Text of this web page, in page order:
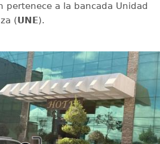
pertenece a la bancada Unidad
(UNE).